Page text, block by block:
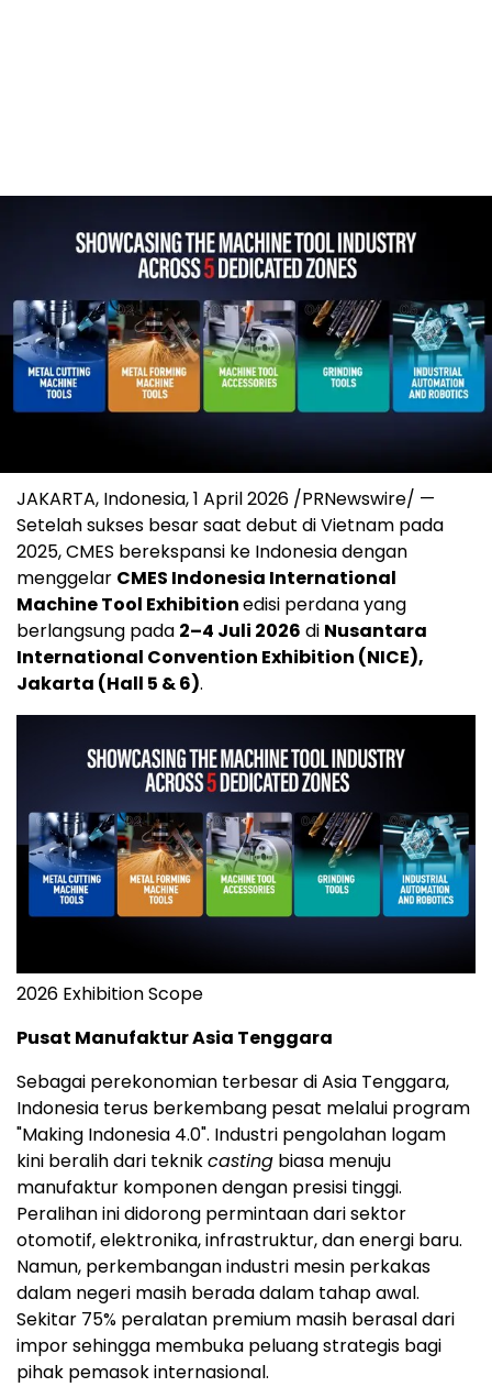
JAKARTA, Indonesia, 1 April 2026 /PRNewswire/ —
Setelah sukses besar saat debut di Vietnam pada
2025, CMES berekspansi ke Indonesia dengan
menggelar CMES Indonesia International
Machine Tool Exhibitionedisi perdana yang
berlangsung pada 2–4 Juli 2026 di Nusantara
International Convention Exhibition (NICE),
Jakarta (Hall 5 & 6).
2026 Exhibition Scope
Pusat Manufaktur Asia Tenggara
Sebagai perekonomian terbesar di Asia Tenggara,
Indonesia terus berkembang pesat melalui program
"Making Indonesia 4.0". Industri pengolahan logam
kini beralih dari teknikcasting biasa menuju
manufaktur komponen dengan presisi tinggi.
Peralihan ini didorong permintaan dari sektor
otomotif, elektronika, infrastruktur, dan energi baru.
Namun, perkembangan industri mesin perkakas
dalam negeri masih berada dalam tahap awal.
Sekitar 75% peralatan premium masih berasal dari
impor sehingga membuka peluang strategis bagi
pihak pemasok internasional.